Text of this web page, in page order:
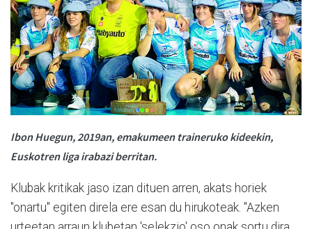
Ibon Huegun, 2019an, emakumeen traineruko kideekin,
Euskotren liga irabazi berritan.
Klubak kritikak jaso izan dituen arren, akats horiek
"onartu" egiten direla ere esan du hirukoteak. "Azken